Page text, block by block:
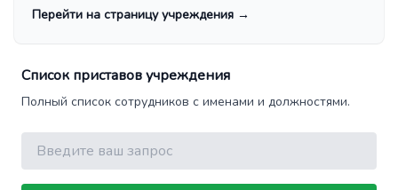
Перейти на страницу учреждения →
Список приставов учреждения
Полный список сотрудников с именами и должностями.
Поиск